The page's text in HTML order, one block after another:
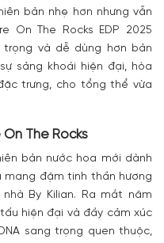
bản nhẹ hơn nhưng vẫn
On The Rocks EDP 2025
và dễ dùng hơn bản
sảng khoái hiện đại, hòa
trưng, cho tổng thể vừa
The Rocks
bản nước hoa mới dành
mang đậm tinh thần hương
By Kilian. Ra mắt năm
hiện đại và đầy cảm xúc
sang trọng quen thuộc,